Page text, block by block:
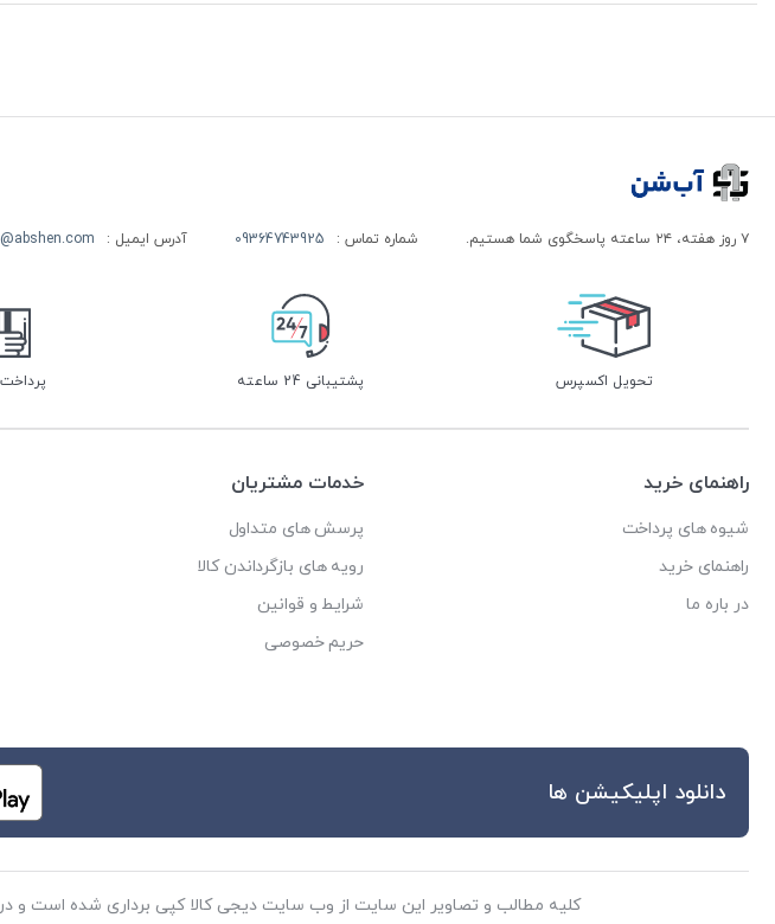
۷ روز هفته، ۲۴ ساعته پاسخگوی شما هستیم. شماره تماس : 09364743925 آدرس ایمیل :
تحویل اکسپرس پشتیبانی 24 ساعته
راهنمای خرید
شیوه های پرداخت
راهنمای خرید
در باره ما
خدمات مشتریان
پرسش های متداول
رویه های بازگرداندن کالا
شرایط و قوانین
حریم خصوصی
دانلود اپلیکیشن ها
کلیه مطالب و تصاویر این سایت از وب سایت دیجی کالا کپی برداری شده است